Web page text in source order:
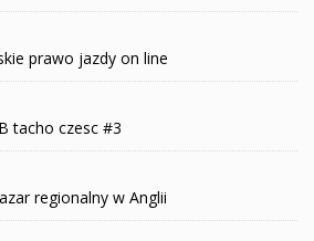
prawo jazdy on line
tacho czesc #3
regionalny w Anglii